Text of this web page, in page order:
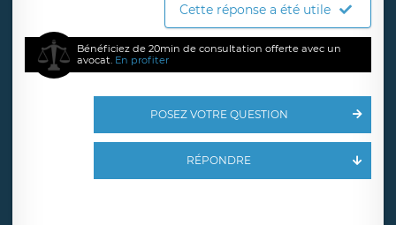
Cette réponse a été utile
Bénéficiez de 20min de consultation offerte avec un
avocat. En profiter
POSEZ VOTRE QUESTION
RÉPONDRE